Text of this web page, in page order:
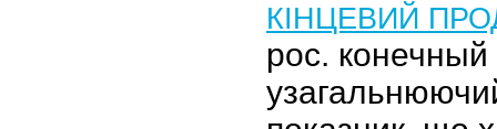
КІНЦЕВИЙ
рос. конечный